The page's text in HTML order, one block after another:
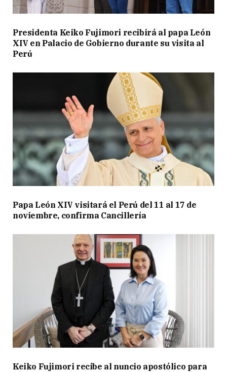
Presidenta Keiko Fujimori recibirá al papa León
XIV en Palacio de Gobierno durante su visita al
Perú
Papa León XIV visitará el Perú del 11 al 17 de
noviembre, confirma Cancillería
Keiko Fujimori recibe al nuncio apostólico para